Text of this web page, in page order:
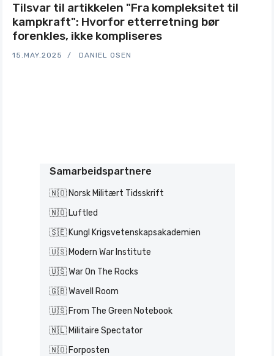
Tilsvar til artikkelen "Fra kompleksitet til
kampkraft": Hvorfor etterretning bør
forenkles, ikke kompliseres
15.MAY.2025 DANIEL OSEN
Samarbeidspartnere
🇳🇴 Norsk Militært Tidsskrift
🇳🇴 Luftled
🇸🇪 Kungl Krigsvetenskapsakademien
🇺🇸 Modern War Institute
🇺🇸 War On The Rocks
🇬🇧 Wavell Room
🇺🇸 From The Green Notebook
🇳🇱 Militaire Spectator
🇳🇴 Forposten